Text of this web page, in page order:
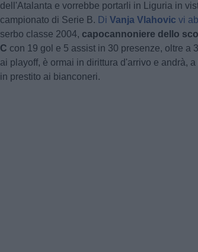
dell'Atalanta e vorrebbe portarli in Liguria in
campionato di Serie B. DiVanja Vlahovic vi
serbo classe 2004, capocannoniere dello
C con 19 gol e 5 assist in 30 presenze, oltre a
ai playoff, è ormai in dirittura d'arrivo e andrà,
in prestito ai bianconeri.